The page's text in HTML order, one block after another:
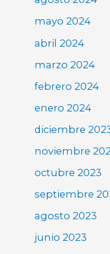
mayo 2024
abril 2024
marzo 2024
febrero 2024
enero 2024
diciembre
noviembre
octubre 2023
septiembre
agosto 2023
junio 2023